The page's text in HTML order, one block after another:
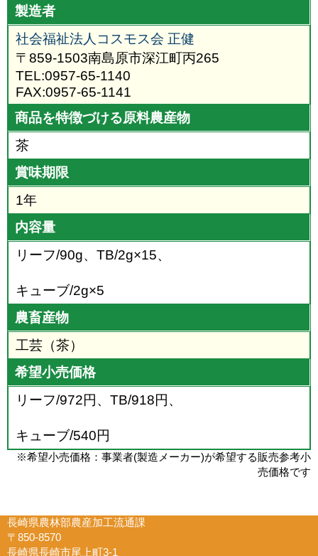
製造者
社会福祉法人コスモス会 正健
〒859-1503南島原市深江町丙265
TEL:0957-65-1140
FAX:0957-65-1141
商品を特徴づける原料農産物
茶
賞味期限
1年
内容量
リーフ/90g、TB/2g×15、
キューブ/2g×5
農畜産物
工芸（茶）
希望小売価格
リーフ/972円、TB/918円、
キューブ/540円
※希望小売価格：事業者(製造メーカー)が希望する販売参考小
売価格です
長崎県農林部農産加工流通課
〒850-8570
長崎県長崎市尾上町3-1